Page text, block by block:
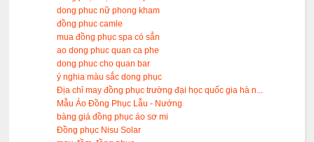
dong phuc nữ phong kham
đồng phuc camle
mua đồng phục spa có sẳn
ao dong phuc quan ca phe
dong phuc cho quan bar
ý nghia màu sắc dong phục
Địa chỉ may đồng phục trường đại học quốc gia hà n...
Mẫu Áo Đồng Phục Lẫu - Nướng
bàng giá đồng phục áo sơ mi
Đồng phục Nisu Solar